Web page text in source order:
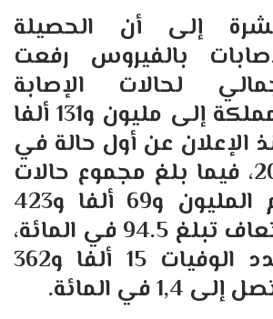
إلى أن الحصيلة
بالفيروس رفعت
لحالات الإصابة
المؤكدة بالمملكة إلى مليون و131 ألفا
منذ الإعلان عن أول حالة في
2 مارس 2020، فيما بلغ مجموع حالات
الشفاء التام المليون و69 ألفا و423
حالة بنسبة تعاف تبلغ 94.5 في المائة،
فيما بلغ عدد الوفيات 15 ألفا و362
في المائة.